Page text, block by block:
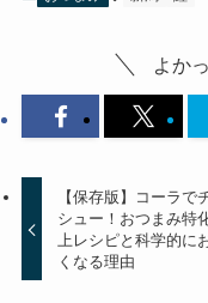
よか
【保存版】コーラで
シュー！おつまみ特
上レシピと科学的に
くなる理由